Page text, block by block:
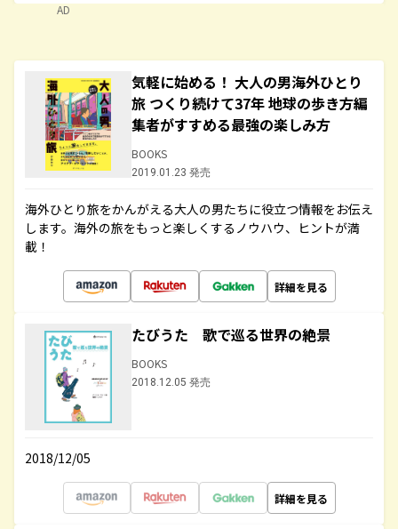
AD
気軽に始める！ 大人の男海外ひとり
旅 つくり続けて37年 地球の歩き方編
集者がすすめる最強の楽しみ方
BOOKS
2019.01.23 発売
海外ひとり旅をかんがえる大人の男たちに役立つ情報をお伝え
します。海外の旅をもっと楽しくするノウハウ、ヒントが満
載！
詳細を見る
たびうた 歌で巡る世界の絶景
BOOKS
2018.12.05 発売
2018/12/05
詳細を見る